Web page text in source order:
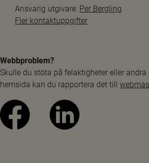
Ansvarig utgivare: Per Bergling
Fler kontaktuppgifter
Webbproblem?
Skulle du stöta på felaktigheter eller
hemsida kan du rapportera det till